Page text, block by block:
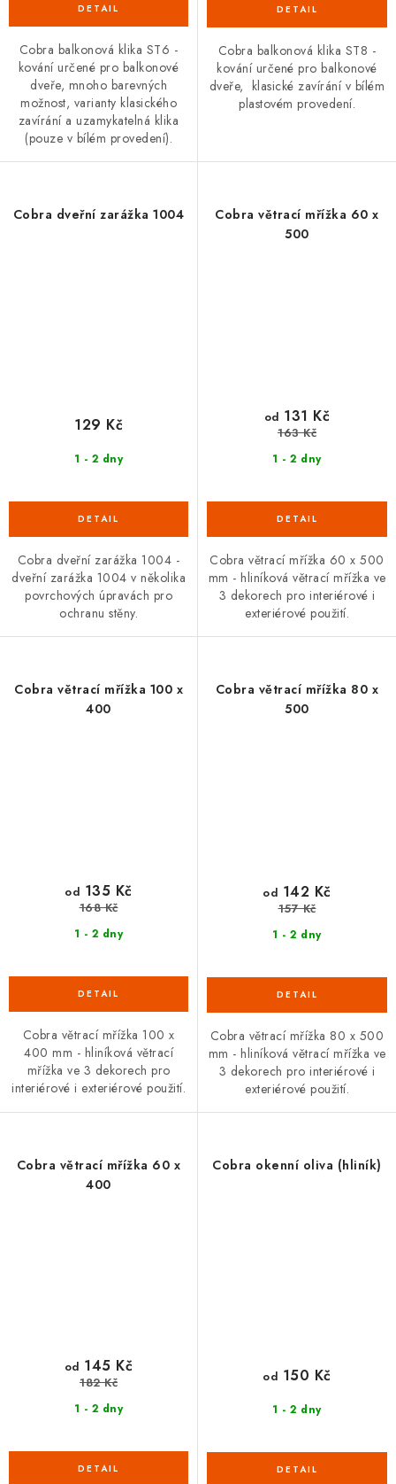
Cobra balkonová klika ST6 -
kování určené pro balkonové
dveře, mnoho barevných
možnost, varianty klasického
zavírání a uzamykatelná klika
(pouze v bílém provedení).
Cobra balkonová klika ST8 -
kování určené pro balkonové
dveře, klasické zavírání v bílém
plastovém provedení.
Cobra dveřní zarážka 1004
1 - 2 dny
129 Kč
Cobra dveřní zarážka 1004 -
dveřní zarážka 1004 v několika
povrchových úpravách pro
ochranu stěny.
Cobra větrací mřížka 60 x
500
1 - 2 dny
od 131 Kč
163 Kč
Cobra větrací mřížka 60 x 500
mm - hliníková větrací mřížka ve
3 dekorech pro interiérové i
exteriérové použití.
Cobra větrací mřížka 100 x
400
1 - 2 dny
od 135 Kč
168 Kč
Cobra větrací mřížka 100 x
400 mm - hliníková větrací
mřížka ve 3 dekorech pro
interiérové i exteriérové použití.
Cobra větrací mřížka 80 x
500
1 - 2 dny
od 142 Kč
157 Kč
Cobra větrací mřížka 80 x 500
mm - hliníková větrací mřížka ve
3 dekorech pro interiérové i
exteriérové použití.
Cobra větrací mřížka 60 x
400
1 - 2 dny
od 145 Kč
182 Kč
Cobra okenní oliva (hliník)
1 - 2 dny
od 150 Kč